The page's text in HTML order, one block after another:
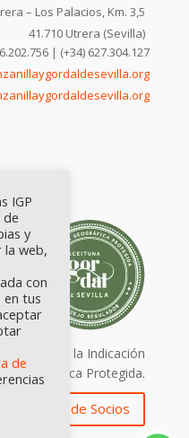
– Los Palacios, Km. 3,5
41.710 Utrera (Sevilla)
| (+34) 627.304.127
Sellos de la Indicación
Geográfica Protegida.
Zona de Socios
IGP
de
y
web,
con
en tus
de